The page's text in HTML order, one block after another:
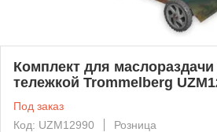
Комплект для
тележкой Trommelberg
Под заказ
Код: UZM12990
Розница